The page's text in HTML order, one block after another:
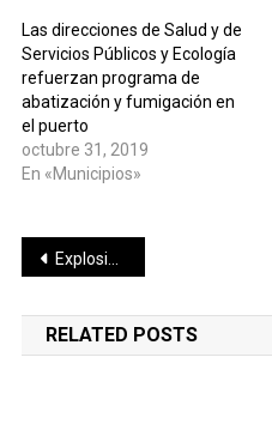
Las direcciones de Salud y de
Servicios Públicos y Ecología
refuerzan programa de
abatización y fumigación en
el puerto
octubre 31, 2019
En «Municipios»
Navegación
de
entradas
Explosión ofensiva de Yucatán
RELATED POSTS